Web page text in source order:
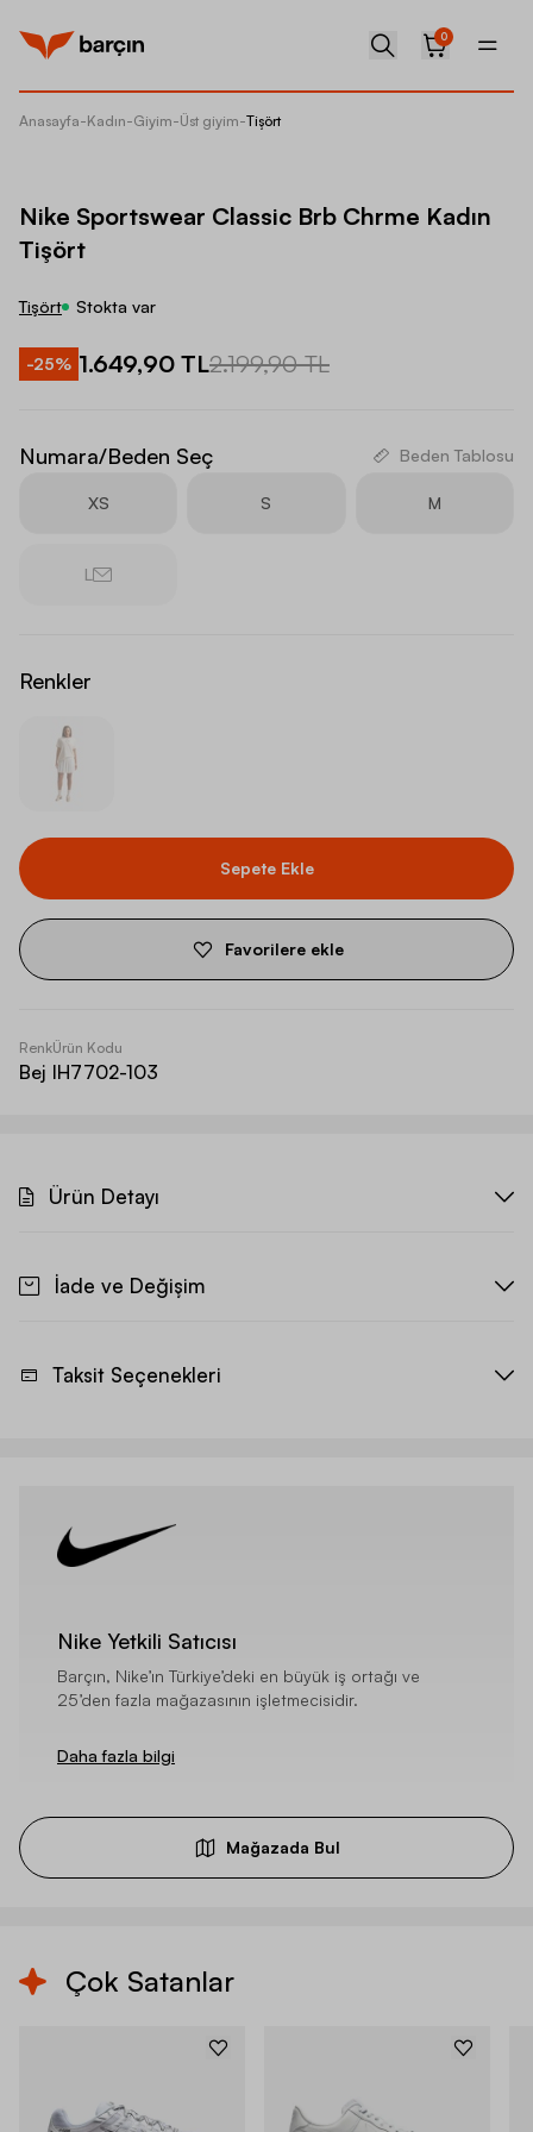
0
Anasayfa-Kadın-Giyim-Üst giyim-Tişört
Nike Sportswear Classic Brb Chrme Kadın
Tişört
Tişört Stokta var
-25% 1.649,90 TL2.199,90 TL
Numara/Beden Seç Beden Tablosu
XS S M
L
Renkler
Sepete Ekle
Favorilere ekle
Renk
Bej
Ürün Kodu
IH7702-103
Ürün Detayı
İade ve Değişim
Taksit Seçenekleri
Nike Yetkili Satıcısı
Barçın, Nike’ın Türkiye’deki en büyük iş ortağı ve
25’den fazla mağazasının işletmecisidir.
Daha fazla bilgi
Mağazada Bul
Çok Satanlar